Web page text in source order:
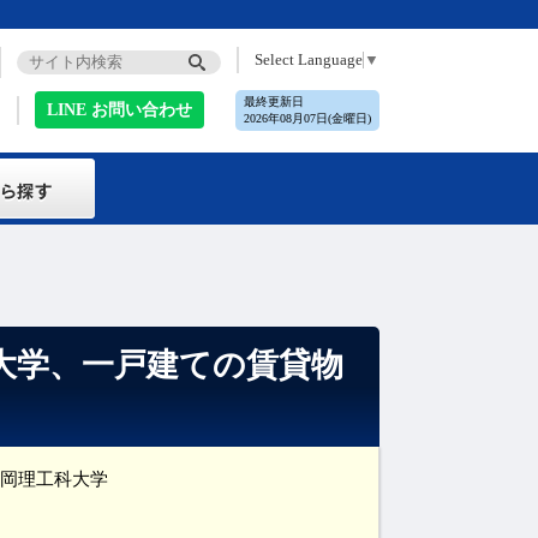
Select Language ▼
LINE お問い合わせ
最終更新日
2026年08月07日(金曜日)
学、一戸建ての賃貸物
理工科大学